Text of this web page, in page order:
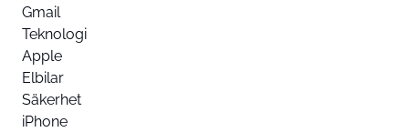
Gmail
Teknologi
Apple
Elbilar
Säkerhet
iPhone